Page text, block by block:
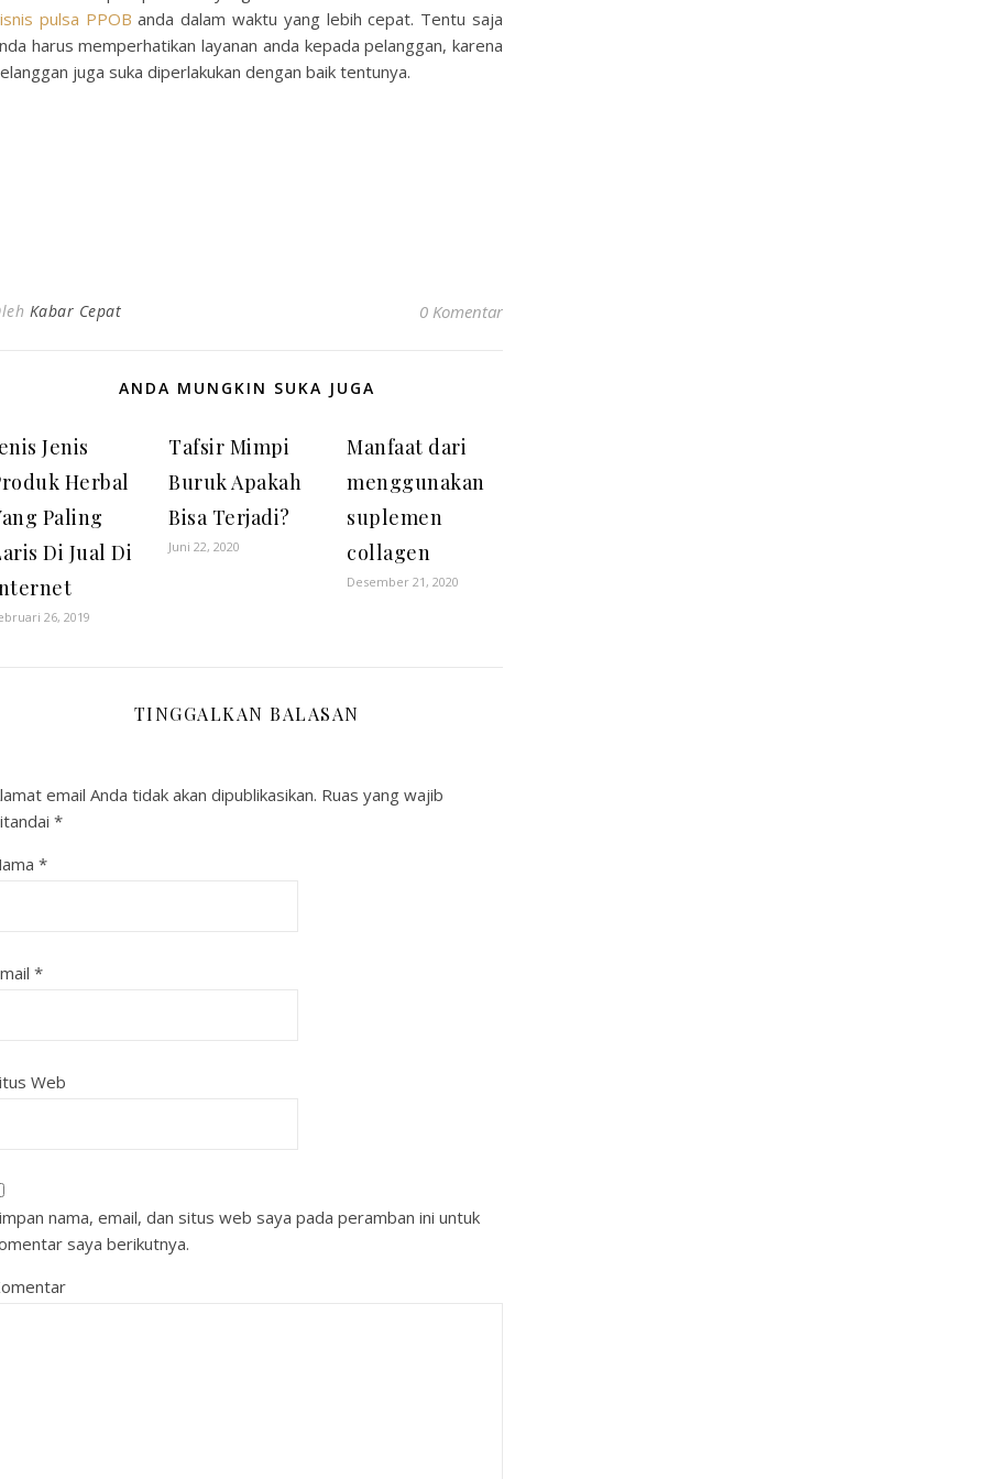
pulsa PPOB anda dalam waktu yang lebih cepat. Tentu saja
harus memperhatikan layanan anda kepada pelanggan, karena
juga suka diperlakukan dengan baik tentunya.
Kabar Cepat 0 Komentar
ANDA MUNGKIN SUKA JUGA
Jenis
Herbal
Paling
Di Jual Di
26, 2019
Tafsir Mimpi
Buruk Apakah
Bisa Terjadi?
Juni 22, 2020
Manfaat dari
menggunakan
suplemen
collagen
Desember 21, 2020
TINGGALKAN BALASAN
email Anda tidak akan dipublikasikan. Ruas yang wajib
*
*
*
Web
nama, email, dan situs web saya pada peramban ini untuk
saya berikutnya.